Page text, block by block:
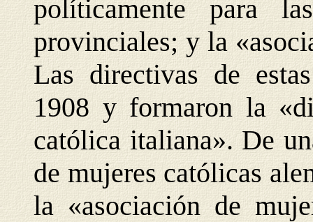
políticamente para
provinciales; y la
Las directivas de
1908 y formaron la
católica italiana». De
de mujeres católicas
la «asociación de